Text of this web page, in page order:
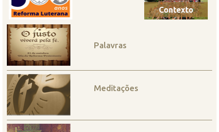
Palavras
Meditações